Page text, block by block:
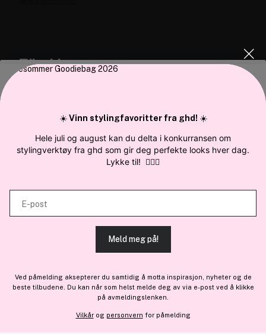
Vi bruker informasjonskapsler for å gi innhold og annonser et
analysere trafikken vår. Vi deler dessuten informasjon om hvordan du
bruker nettstedet vårt, med partnerne våre innen sosiale medier,
informasjon du har gjort tilgjengelig for dem, eller som de har samlet
inn gjennom din bruk av tjenestene deres.
TILLAT ALLE COOKIES
TILPASS
Blivakker.no
Nyhetsbrev
Samarbeid med oss
En del av
☀️Vinn stylingfavoritter fra ghd! ☀️
Hele juli og august kan du delta i konkurransen om
stylingverktøy fra ghd som gir deg perfekte looks hver dag.
Lykke til! 💇‍♀️✨
E-post
Meld meg på!
Ved påmelding aksepterer du samtidig å motta inspirasjon, nyheter og de
beste tilbudene. Du kan når som helst melde deg av via e-post ved å klikke
på avmeldingslenken.
Vilkårog personvern for påmelding